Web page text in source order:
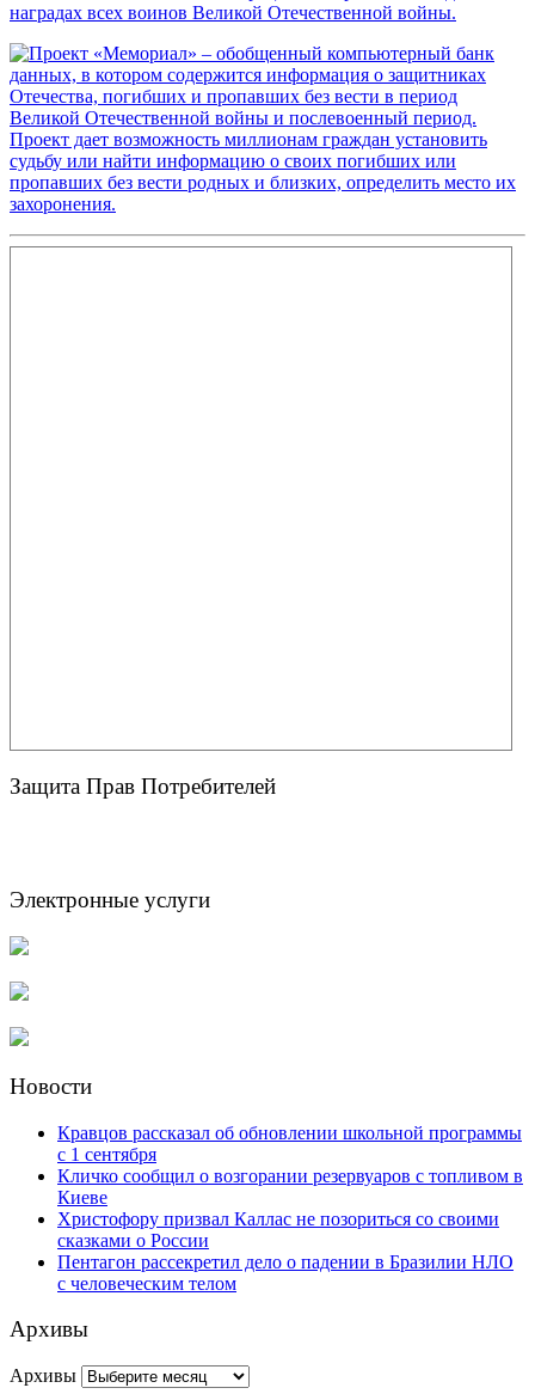
Защита Прав Потребителей
Электронные услуги
Новости
Кравцов рассказал об обновлении школьной программы
с 1 сентября
Кличко сообщил о возгорании резервуаров с топливом в
Киеве
Христофору призвал Каллас не позориться со своими
сказками о России
Пентагон рассекретил дело о падении в Бразилии НЛО
с человеческим телом
Архивы
Архивы